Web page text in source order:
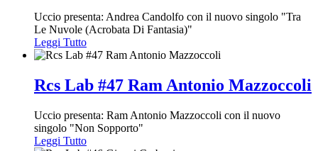
Uccio presenta: Andrea Candolfo con il nuovo singolo "Tra
Le Nuvole (Acrobata Di Fantasia)"
Leggi Tutto
Rcs Lab #47 Ram Antonio Mazzoccoli
Uccio presenta: Ram Antonio Mazzoccoli con il nuovo
singolo "Non Sopporto"
Leggi Tutto